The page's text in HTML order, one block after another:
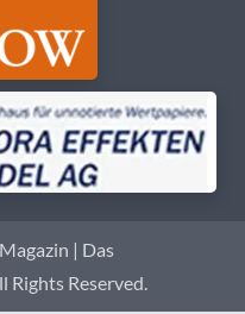
| Das
Reserved.